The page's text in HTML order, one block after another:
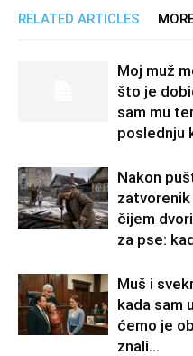
RELATED ARTICLES
Moj muž
što je
sam mu
poslednju
Nakon
zatvorenik
čijem
za pse:
Muš i
kada sam
ćemo je
znali...